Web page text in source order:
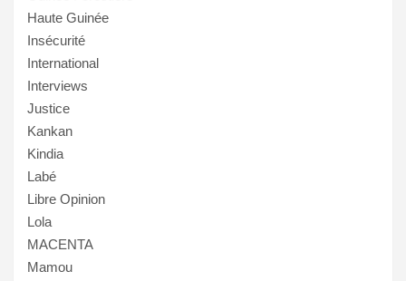
Haute Guinée
Insécurité
International
Interviews
Justice
Kankan
Kindia
Labé
Libre Opinion
Lola
MACENTA
Mamou